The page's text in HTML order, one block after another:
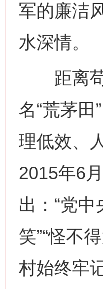
军的廉洁
水深情。
距离苟
名“荒茅田
理低效、
2015年6
出：“党
笑”“怪不
村始终牢